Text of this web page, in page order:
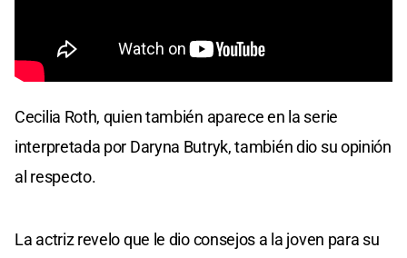
Cecilia Roth, quien también aparece en la serie
interpretada por Daryna Butryk, también dio su opinión
al respecto.
La actriz revelo que le dio consejos a la joven para su